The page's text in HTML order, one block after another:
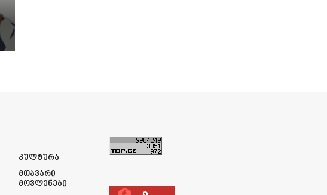
Კულტურა
Მთავარი
Მოვლენები